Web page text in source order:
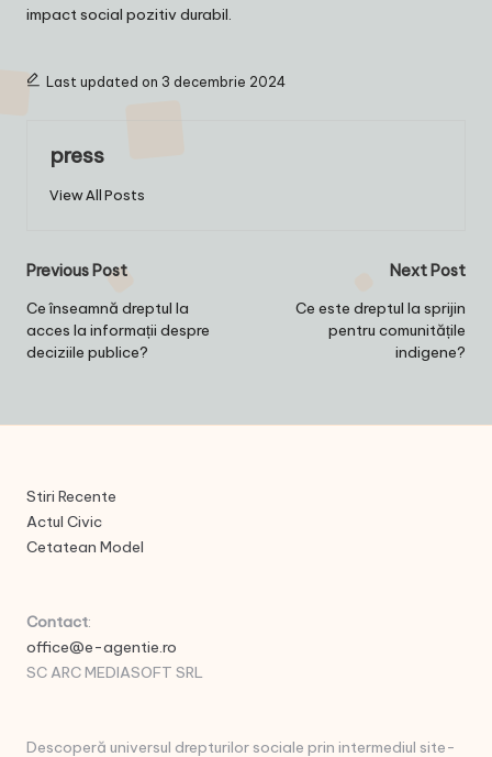
impact social pozitiv durabil.
Last updated on 3 decembrie 2024
press
View All Posts
Post
navigation
Previous Post
Ce înseamnă dreptul la
acces la informații despre
deciziile publice?
Next Post
Ce este dreptul la sprijin
pentru comunitățile
indigene?
Stiri Recente
Actul Civic
Cetatean Model
Contact:
office@e-agentie.ro
SC ARC MEDIASOFT SRL
Descoperă universul drepturilor sociale prin intermediul site-